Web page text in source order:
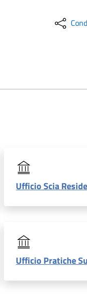
Ufficio Scia
Ufficio Pratiche